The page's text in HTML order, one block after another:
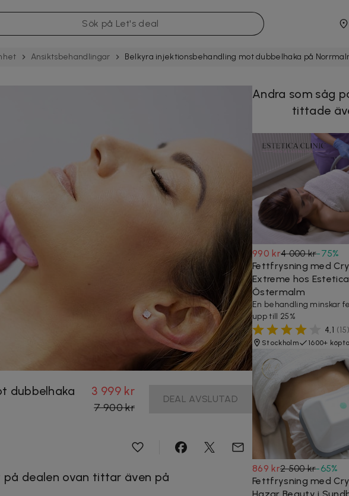
Ansiktsbehandlingar Belkyra injektionsbehandling mot dubbelhaka på
dubbelhaka
3 999 kr
7 900 kr
DEAL AVSLUTAD
på dealen ovan tittar även på
Andra som såg
tittade
990 kr4 000 kr-75%
Fettfrysning med
Extreme hos
Östermalm
En behandling minskar
upp till 25%
4,1 (15)
Stockholm 1600+ köpta
869 kr2 500 kr-65%
Fettfrysning med